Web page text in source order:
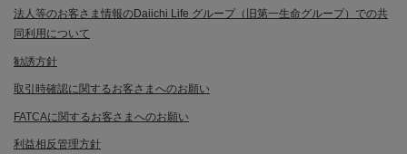
法人等のお客さま情報のDaiichi Life グループ（旧第一生命グループ）での共
同利用について
勧誘方針
取引時確認に関するお客さまへのお願い
FATCAに関するお客さまへのお願い
利益相反管理方針